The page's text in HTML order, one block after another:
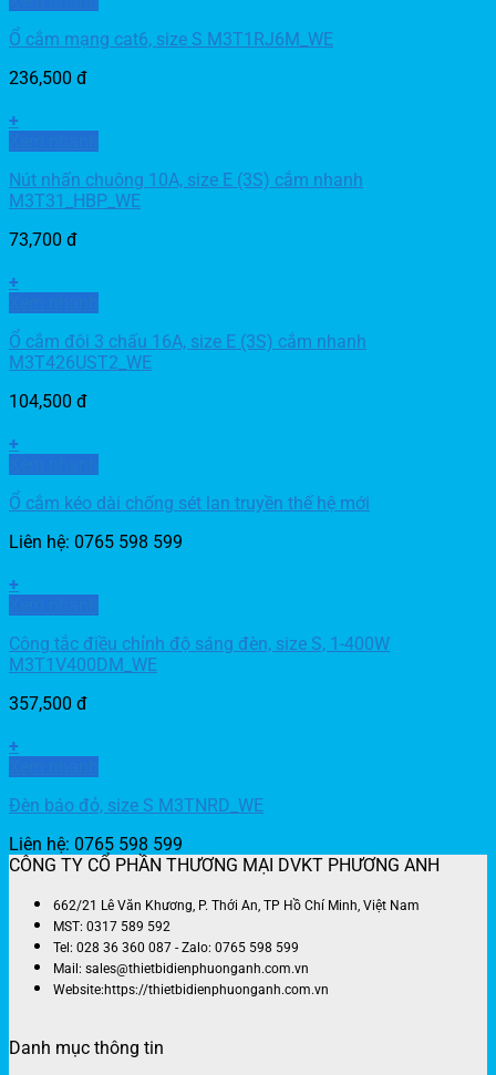
Ổ cắm mạng cat6, size S M3T1RJ6M_WE
236,500 đ
+
Nút nhấn chuông 10A, size E (3S) cắm nhanh
M3T31_HBP_WE
73,700 đ
+
Ổ cắm đôi 3 chấu 16A, size E (3S) cắm nhanh
M3T426UST2_WE
104,500 đ
+
Ổ cắm kéo dài chống sét lan truyền thế hệ mới
Liên hệ: 0765 598 599
+
Công tắc điều chỉnh độ sáng đèn, size S, 1-400W
M3T1V400DM_WE
357,500 đ
+
Đèn báo đỏ, size S M3TNRD_WE
Liên hệ: 0765 598 599
CÔNG TY CỔ PHẦN THƯƠNG MẠI DVKT PHƯƠNG ANH
662/21 Lê Văn Khương, P. Thới An, TP Hồ Chí Minh, Việt Nam
MST: 0317 589 592
Tel: 028 36 360 087 - Zalo: 0765 598 599
Mail: sales@thietbidienphuonganh.com.vn
Website:https://thietbidienphuonganh.com.vn
Danh mục thông tin